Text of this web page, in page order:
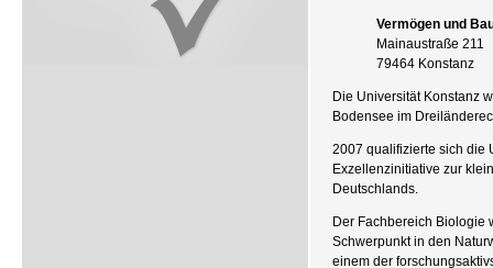
Vermögen und
Mainaustraße 211
79464 Konstanz
Die Universität Konstanz
Bodensee im
2007 qualifizierte sich die
Exzellenzinitiative zur
Deutschlands.
Der Fachbereich Biologie
Schwerpunkt in den
einem der